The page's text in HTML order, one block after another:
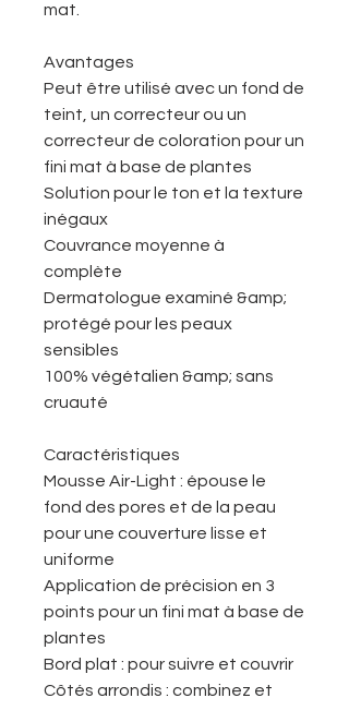
mat.
Avantages
Peut être utilisé avec un fond de
teint, un correcteur ou un
correcteur de coloration pour un
fini mat à base de plantes
Solution pour le ton et la texture
inégaux
Couvrance moyenne à
complète
Dermatologue examiné &amp;
protégé pour les peaux
sensibles
100% végétalien &amp; sans
cruauté
Caractéristiques
Mousse Air-Light : épouse le
fond des pores et de la peau
pour une couverture lisse et
uniforme
Application de précision en 3
points pour un fini mat à base de
plantes
Bord plat : pour suivre et couvrir
Côtés arrondis : combinez et